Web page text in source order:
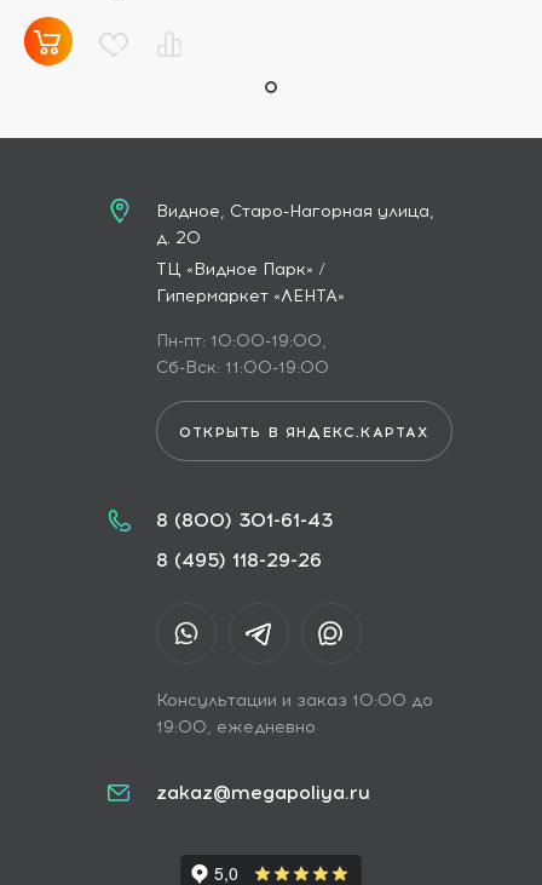
Видное, Старо-Нагорная улица,
д. 20
ТЦ «Видное Парк» /
Гипермаркет «ЛЕНТА»
Пн-пт: 10:00-19:00,
Сб-Вск: 11:00-19:00
ОТКРЫТЬ В ЯНДЕКС.КАРТАХ
8 (800) 301-61-43
8 (495) 118-29-26
Консультации и заказ 10:00 до
19:00, ежедневно
zakaz@megapoliya.ru